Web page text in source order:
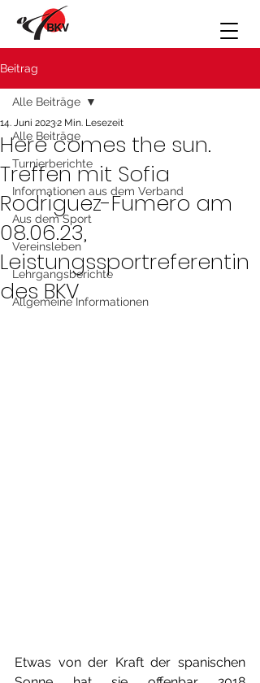
Beitrag
Alle Beiträge
Turnierberichte
Informationen aus dem Verband
Aus dem Sport
Vereinsleben
Lehrgangsberichte
Allgemeine Informationen
Alle Beiträge
Here comes the sun.
Treffen mit Sofia
Rodriguez-Fumero am
08.06.23,
Leistungssportreferentin
des BKV
14. Juni 20232 Min. Lesezeit
Etwas von der Kraft der spanischen